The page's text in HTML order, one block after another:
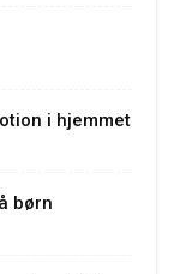
i hjemmet
børn